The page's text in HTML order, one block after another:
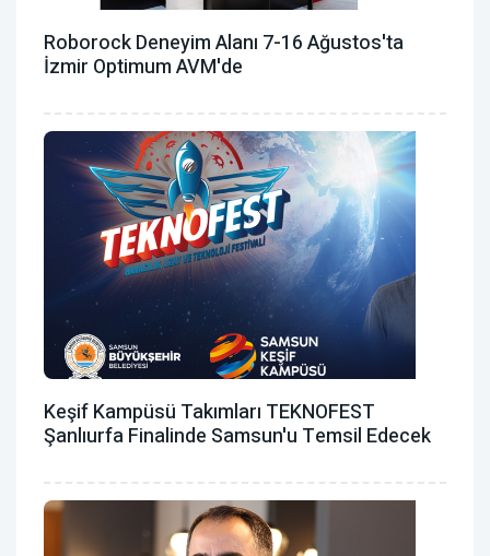
Roborock Deneyim Alanı 7-16 Ağustos'ta
İzmir Optimum AVM'de
Keşif Kampüsü Takımları TEKNOFEST
Şanlıurfa Finalinde Samsun'u Temsil Edecek